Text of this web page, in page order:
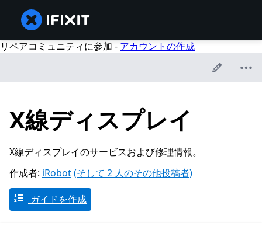
リペアコミュニティに参加 - アカウントの作成
X線ディスプレイ
X線ディスプレイのサービスおよび修理情報。
作成者: iRobot(そして 2 人のその他投稿者)
ガイドを作成